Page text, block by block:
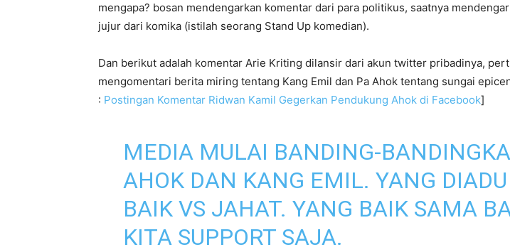
mengapa? bosan mendengarkan komentar dari para politikus, saatnya
jujur dari komika (istilah seorang Stand Up komedian).
Dan berikut adalah komentar Arie Kriting dilansir dari akun twitter pribadinya,
mengomentari berita miring tentang Kang Emil dan Pa Ahok tentang sungai
: Postingan Komentar Ridwan Kamil Gegerkan Pendukung Ahok di Facebook]
MEDIA MULAI BANDING-
AHOK DAN KANG EMIL. YANG
BAIK VS JAHAT. YANG BAIK SAMA
KITA SUPPORT SAJA.